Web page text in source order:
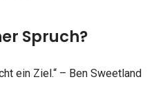
Spruch?
ein Ziel.“ – Ben Sweetland